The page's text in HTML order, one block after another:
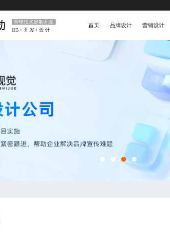
营销技术定制开发
H5+开发+设计
首页 品牌设计 营销设计